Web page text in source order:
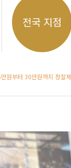
전국 지점
원부터 30만원까지 정찰